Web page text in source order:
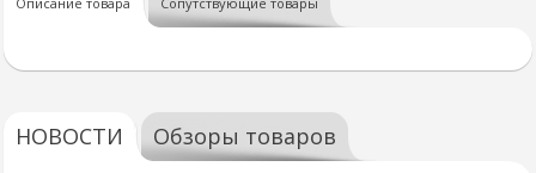
НОВОСТИ Обзоры товаров